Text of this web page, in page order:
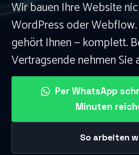
Wir bauen Ihre Website
WordPress oder
gehört Ihnen — komplett.
Vertragsende nehmen Sie
Per WhatsApp
Minuten
So arbeiten